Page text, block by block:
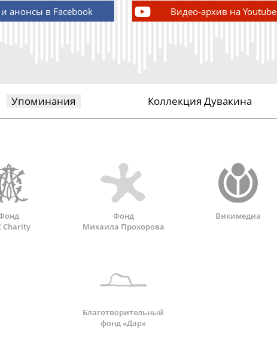
анонсы в Facebook Видео-архив на Youtube
Упоминания Коллекция Дувакина
Charity
Фонд
Михаила Прохорова
Викимедиа
Благотворительный
фонд «Дар»